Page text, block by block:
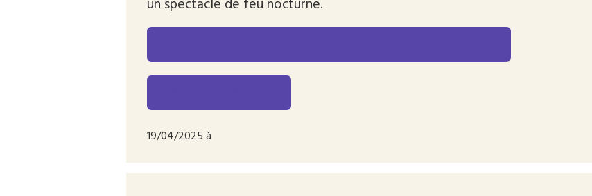
un spectacle de feu nocturne.
19/04/2025 à